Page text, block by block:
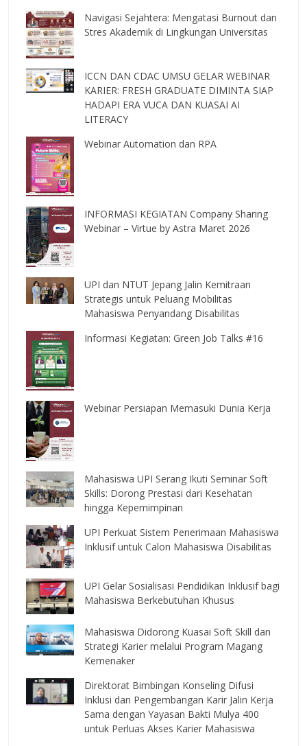
Navigasi Sejahtera: Mengatasi Burnout dan
Stres Akademik di Lingkungan Universitas
ICCN DAN CDAC UMSU GELAR WEBINAR
KARIER: FRESH GRADUATE DIMINTA SIAP
HADAPI ERA VUCA DAN KUASAI AI
LITERACY
Webinar Automation dan RPA
INFORMASI KEGIATAN Company Sharing
Webinar – Virtue by Astra Maret 2026
UPI dan NTUT Jepang Jalin Kemitraan
Strategis untuk Peluang Mobilitas
Mahasiswa Penyandang Disabilitas
Informasi Kegiatan: Green Job Talks #16
Webinar Persiapan Memasuki Dunia Kerja
Mahasiswa UPI Serang Ikuti Seminar Soft
Skills: Dorong Prestasi dari Kesehatan
hingga Kepemimpinan
UPI Perkuat Sistem Penerimaan Mahasiswa
Inklusif untuk Calon Mahasiswa Disabilitas
UPI Gelar Sosialisasi Pendidikan Inklusif bagi
Mahasiswa Berkebutuhan Khusus
Mahasiswa Didorong Kuasai Soft Skill dan
Strategi Karier melalui Program Magang
Kemenaker
Direktorat Bimbingan Konseling Difusi
Inklusi dan Pengembangan Karir Jalin Kerja
Sama dengan Yayasan Bakti Mulya 400
untuk Perluas Akses Karier Mahasiswa